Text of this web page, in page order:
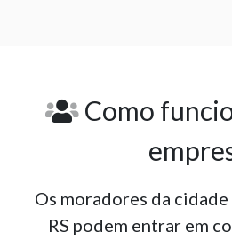
Como
Os moradores da
RS podem entrar em